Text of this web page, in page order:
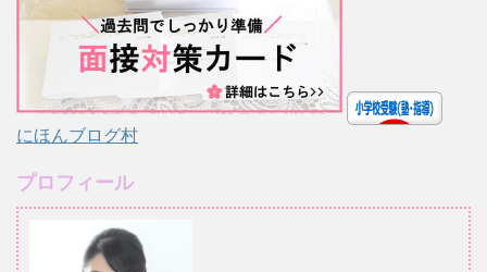
にほんブログ村
プロフィール